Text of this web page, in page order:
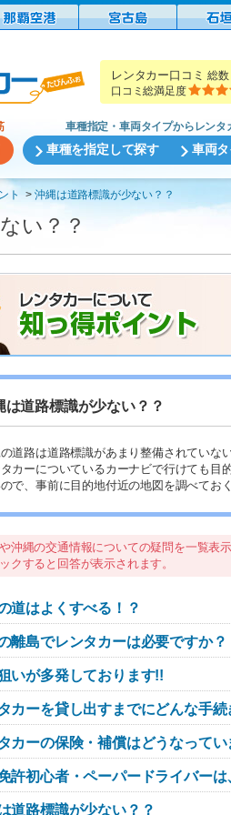
レンタカー口コミ 総数
口コミ総満足度
車種指定・車両タイプからレンタ
車種を指定して探す 車両
ト 沖縄は道路標識が少ない？？
い？？
は道路標識が少ない？？
道路は道路標識があまり整備されていな
カーについているカーナビで行けても目
で、事前に目的地付近の地図を調べてお
沖縄の交通情報についての疑問を一覧表
クすると回答が表示されます。
道はよくすべる！？
離島でレンタカーは必要ですか？
いが多発しております!!
カーを貸し出すまでにどんな手続
カーの保険・補償はどうなってい
許初心者・ペーパードライバーは
道路標識が少ない？？